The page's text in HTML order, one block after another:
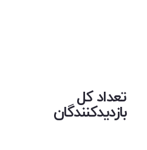
تعداد کل
بازدیدکنندگان